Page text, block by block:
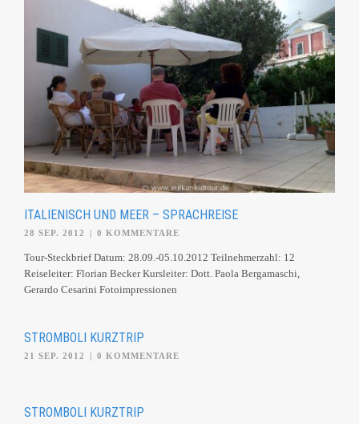
ITALIENISCH UND MEER – SPRACHREISE
28 SEP. 2012 | 0 KOMMENTARE
Tour-Steckbrief Datum: 28.09.-05.10.2012 Teilnehmerzahl: 12
Reiseleiter: Florian Becker Kursleiter: Dott. Paola Bergamaschi,
Gerardo Cesarini Fotoimpressionen
STROMBOLI KURZTRIP
21 SEP. 2012 | 0 KOMMENTARE
STROMBOLI KURZTRIP